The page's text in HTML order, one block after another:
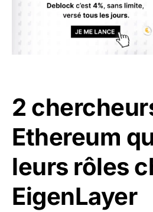
2
Ethereum
leurs rôles
EigenLayer